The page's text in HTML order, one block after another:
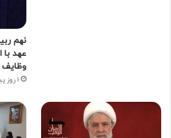
نهم
عهد با
1 روز پیش